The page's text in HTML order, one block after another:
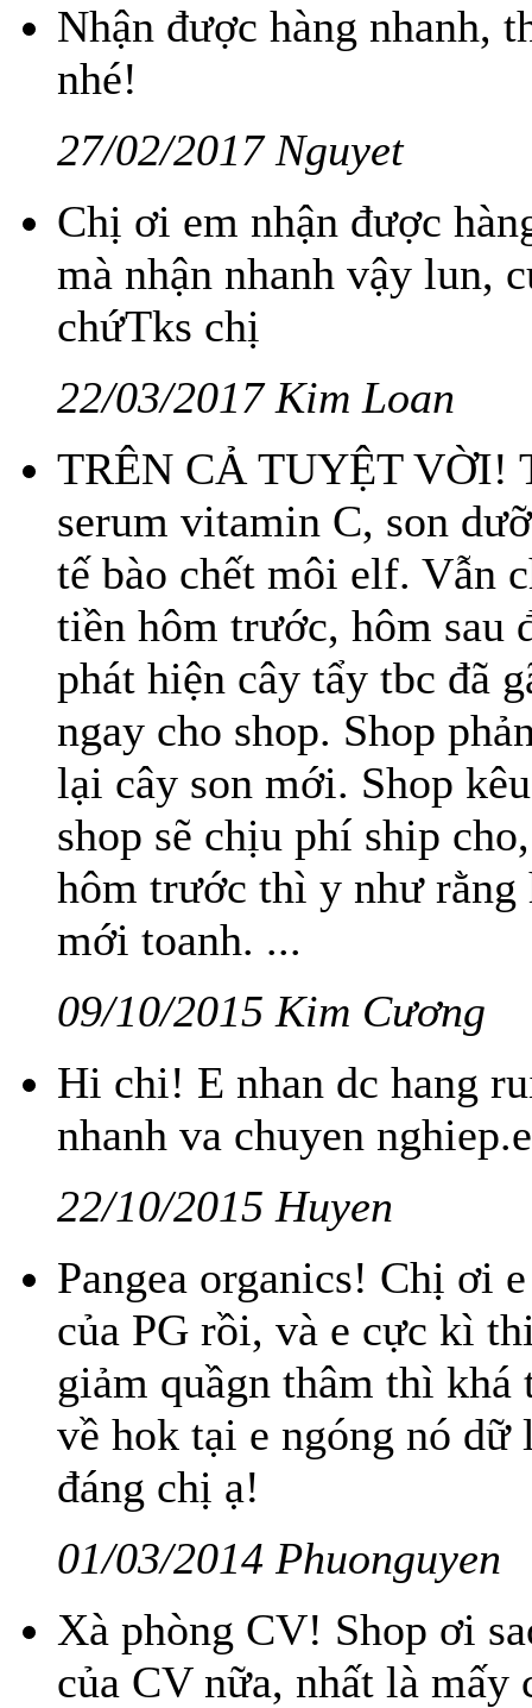
Nhận được hàng nhanh,
nhé!
27/02/2017 Nguyet
Chị ơi em nhận được
mà nhận nhanh vậy lun,
chứTks chị
22/03/2017 Kim Loan
TRÊN CẢ TUYỆT VỜI!
serum vitamin C, son
tế bào chết môi elf. Vẫn
tiền hôm trước, hôm sau
phát hiện cây tẩy tbc đã
ngay cho shop. Shop
lại cây son mới. Shop
shop sẽ chịu phí ship
hôm trước thì y như rằng
mới toanh. ...
09/10/2015 Kim Cương
Hi chi! E nhan dc hang
nhanh va chuyen
22/10/2015 Huyen
Pangea organics! Chị ơi
của PG rồi, và e cực kì
giảm quầgn thâm thì
về hok tại e ngóng nó
đáng chị ạ!
01/03/2014 Phuonguyen
Xà phòng CV! Shop ơi
của CV nữa, nhất là